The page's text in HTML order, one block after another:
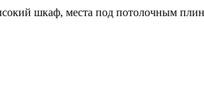
шкаф, места под потолочным